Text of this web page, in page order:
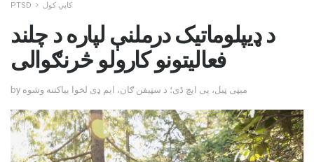
PTSD کاپي کول
د ډیپلوماتیک درملنې لپاره د چلند
فعالیتونو کارولو څرنګوالی
by میټی ټیل، پی ایچ ڈی؛ د سټیفن ګان، ایم ډی لخوا بیاکتنه وشوه